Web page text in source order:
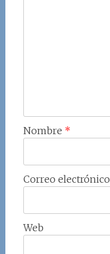
Nombre *
Correo electrónico
Web